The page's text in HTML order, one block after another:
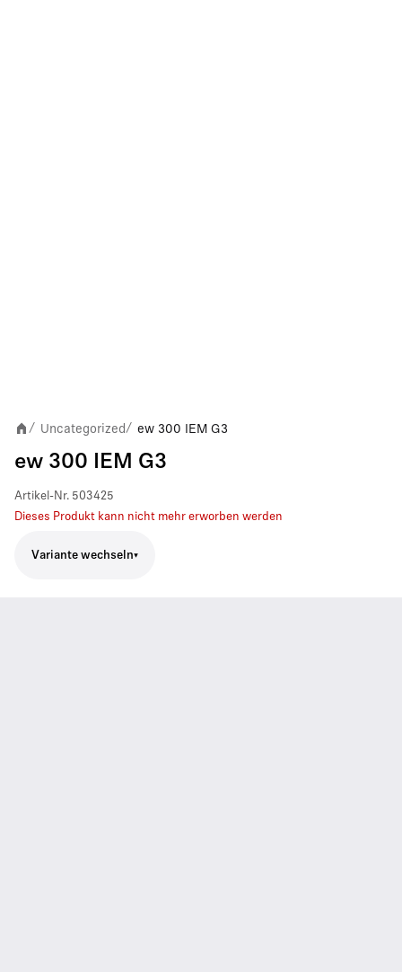
/ Uncategorized / ew 300 IEM G3
ew 300 IEM G3
Artikel-Nr. 503425
Dieses Produkt kann nicht mehr erworben werden
Variante wechseln